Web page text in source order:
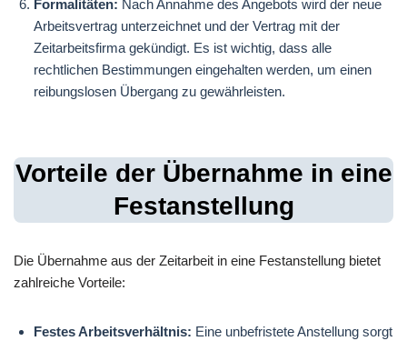
Formalitäten: Nach Annahme des Angebots wird der neue
Arbeitsvertrag unterzeichnet und der Vertrag mit der
Zeitarbeitsfirma gekündigt. Es ist wichtig, dass alle
rechtlichen Bestimmungen eingehalten werden, um einen
reibungslosen Übergang zu gewährleisten.
Vorteile der Übernahme in eine
Festanstellung
Die Übernahme aus der Zeitarbeit in eine Festanstellung bietet
zahlreiche Vorteile:
Festes Arbeitsverhältnis: Eine unbefristete Anstellung sorgt